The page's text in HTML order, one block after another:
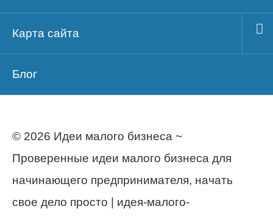
Карта сайта
Блог
© 2026 Идеи малого бизнеса ~
Проверенные идеи малого бизнеса для
начинающего предпринимателя, начать
свое дело просто | идея-малого-